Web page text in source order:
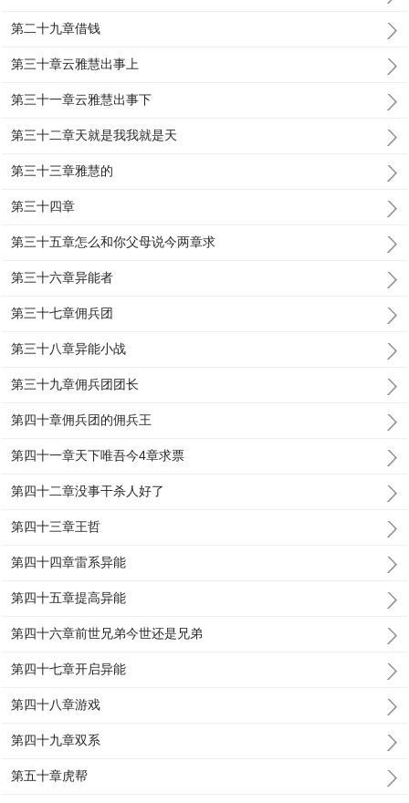
第二十九章借钱
第三十章云雅慧出事上
第三十一章云雅慧出事下
第三十二章天就是我我就是天
第三十三章雅慧的
第三十四章
第三十五章怎么和你父母说今两章求
第三十六章异能者
第三十七章佣兵团
第三十八章异能小战
第三十九章佣兵团团长
第四十章佣兵团的佣兵王
第四十一章天下唯吾今4章求票
第四十二章没事干杀人好了
第四十三章王哲
第四十四章雷系异能
第四十五章提高异能
第四十六章前世兄弟今世还是兄弟
第四十七章开启异能
第四十八章游戏
第四十九章双系
第五十章虎帮